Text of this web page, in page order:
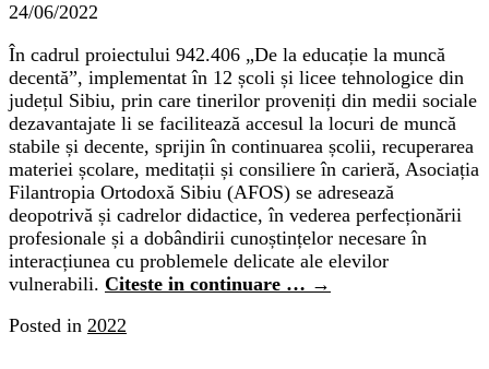
24/06/2022
În cadrul proiectului 942.406 „De la educație la muncă
decentă”, implementat în 12 școli și licee tehnologice din
județul Sibiu, prin care tinerilor proveniți din medii sociale
dezavantajate li se facilitează accesul la locuri de muncă
stabile și decente, sprijin în continuarea școlii, recuperarea
materiei școlare, meditații și consiliere în carieră, Asociația
Filantropia Ortodoxă Sibiu (AFOS) se adresează
deopotrivă și cadrelor didactice, în vederea perfecționării
profesionale și a dobândirii cunoștințelor necesare în
interacțiunea cu problemele delicate ale elevilor
vulnerabili. Citeste in continuare … →
Posted in 2022